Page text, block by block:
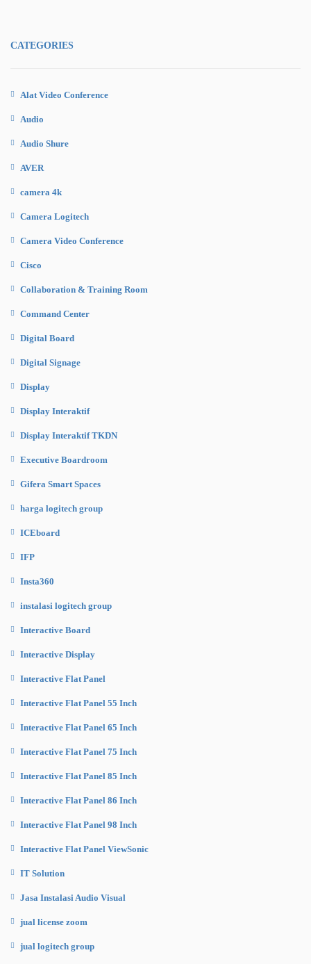
CATEGORIES
Alat Video Conference
Audio
Audio Shure
AVER
camera 4k
Camera Logitech
Camera Video Conference
Cisco
Collaboration & Training Room
Command Center
Digital Board
Digital Signage
Display
Display Interaktif
Display Interaktif TKDN
Executive Boardroom
Gifera Smart Spaces
harga logitech group
ICEboard
IFP
Insta360
instalasi logitech group
Interactive Board
Interactive Display
Interactive Flat Panel
Interactive Flat Panel 55 Inch
Interactive Flat Panel 65 Inch
Interactive Flat Panel 75 Inch
Interactive Flat Panel 85 Inch
Interactive Flat Panel 86 Inch
Interactive Flat Panel 98 Inch
Interactive Flat Panel ViewSonic
IT Solution
Jasa Instalasi Audio Visual
jual license zoom
jual logitech group